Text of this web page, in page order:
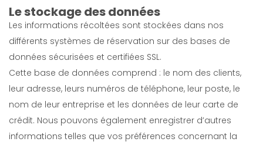
Le stockage des données
Les informations récoltées sont stockées dans nos
différents systèmes de réservation sur des bases de
données sécurisées et certifiées SSL.
Cette base de données comprend : le nom des clients,
leur adresse, leurs numéros de téléphone, leur poste, le
nom de leur entreprise et les données de leur carte de
crédit. Nous pouvons également enregistrer d’autres
informations telles que vos préférences concernant la